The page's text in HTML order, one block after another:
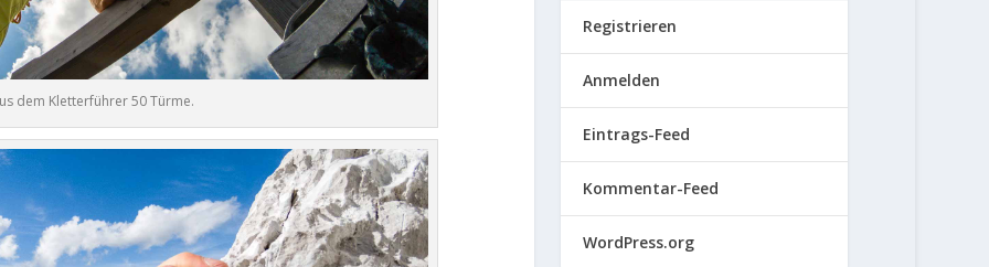
dem Kletterführer 50 Türme.
Registrieren
Anmelden
Eintrags-Feed
Kommentar-Feed
WordPress.org